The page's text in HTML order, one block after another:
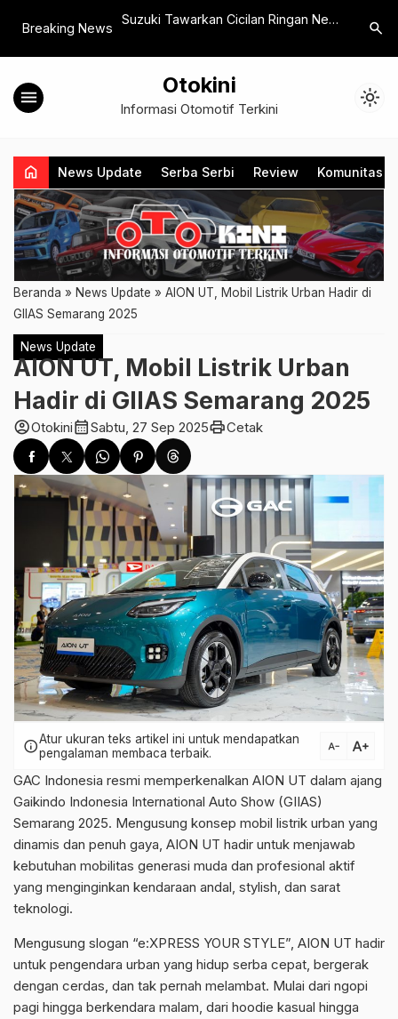
Breaking News
Suzuki Tawarkan Cicilan Ringan New
2026
Suzuki
Menarik
search
menu Otokini
Informasi Otomotif Terkini light_mode
home News Update Serba Serbi Review Komunitas
Beranda » News Update » AION UT, Mobil Listrik Urban Hadir di
GIIAS Semarang 2025
News Update
AION UT, Mobil Listrik Urban
Hadir di GIIAS Semarang 2025
account_circleOtokinicalendar_monthSabtu, 27 Sep 2025printCetak
infoAtur ukuran teks artikel ini untuk mendapatkan
pengalaman membaca terbaik.
text_decrease text_increase
GAC Indonesia resmi memperkenalkan AION UT dalam ajang
Gaikindo Indonesia International Auto Show (GIIAS)
Semarang 2025. Mengusung konsep mobil listrik urban yang
dinamis dan penuh gaya, AION UT hadir untuk menjawab
kebutuhan mobilitas generasi muda dan profesional aktif
yang menginginkan kendaraan andal, stylish, dan sarat
teknologi.
Mengusung slogan “e:XPRESS YOUR STYLE”, AION UT hadir
untuk pengendara urban yang hidup serba cepat, bergerak
dengan cerdas, dan tak pernah melambat. Mulai dari ngopi
pagi hingga berkendara malam, dari hoodie kasual hingga